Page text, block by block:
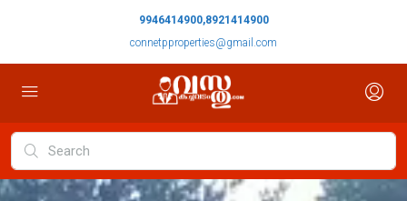
9946414900,8921414900
connetpproperties@gmail.com